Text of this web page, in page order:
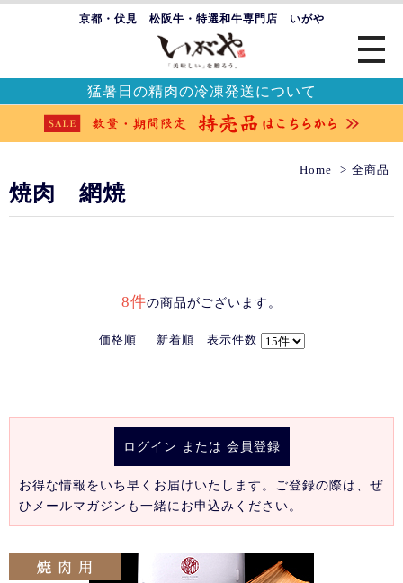
京都・伏見 松阪牛・特選和牛専門店 いがや
猛暑日の精肉の冷凍発送について
Home 全商品
焼肉 網焼
8件の商品がございます。
価格順 新着順 表示件数
ログイン または 会員登録
お得な情報をいち早くお届けいたします。ご登録の際は、ぜ
ひメールマガジンも一緒にお申込みください。